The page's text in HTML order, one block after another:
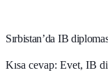
Sırbistan’da IB
Kısa cevap: Evet, IB